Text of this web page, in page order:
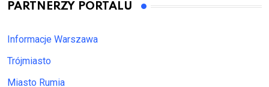
PARTNERZY PORTALU
Informacje Warszawa
Trójmiasto
Miasto Rumia